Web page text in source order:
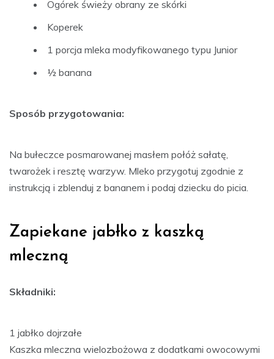
Ogórek świeży obrany ze skórki
Koperek
1 porcja mleka modyfikowanego typu Junior
½ banana
Sposób przygotowania:
Na bułeczce posmarowanej masłem połóż sałatę,
twarożek i resztę warzyw. Mleko przygotuj zgodnie z
instrukcją i zblenduj z bananem i podaj dziecku do picia.
Zapiekane jabłko z kaszką
mleczną
Składniki:
1 jabłko dojrzałe
Kaszka mleczna wielozbożowa z dodatkami owocowymi